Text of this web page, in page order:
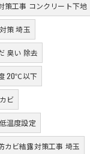
策工事 コンクリート下地
策 埼玉
臭い 除去
20℃以下
ビ
温度設定
カビ結露対策工事 埼玉